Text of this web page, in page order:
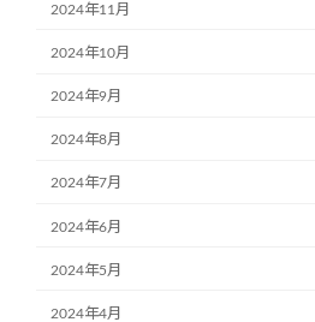
2024年11月
2024年10月
2024年9月
2024年8月
2024年7月
2024年6月
2024年5月
2024年4月